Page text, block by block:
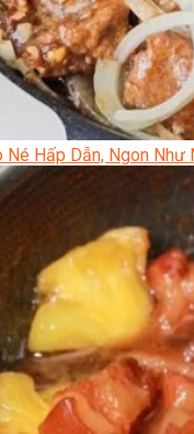
Né Hấp Dẫn, Ngon Như